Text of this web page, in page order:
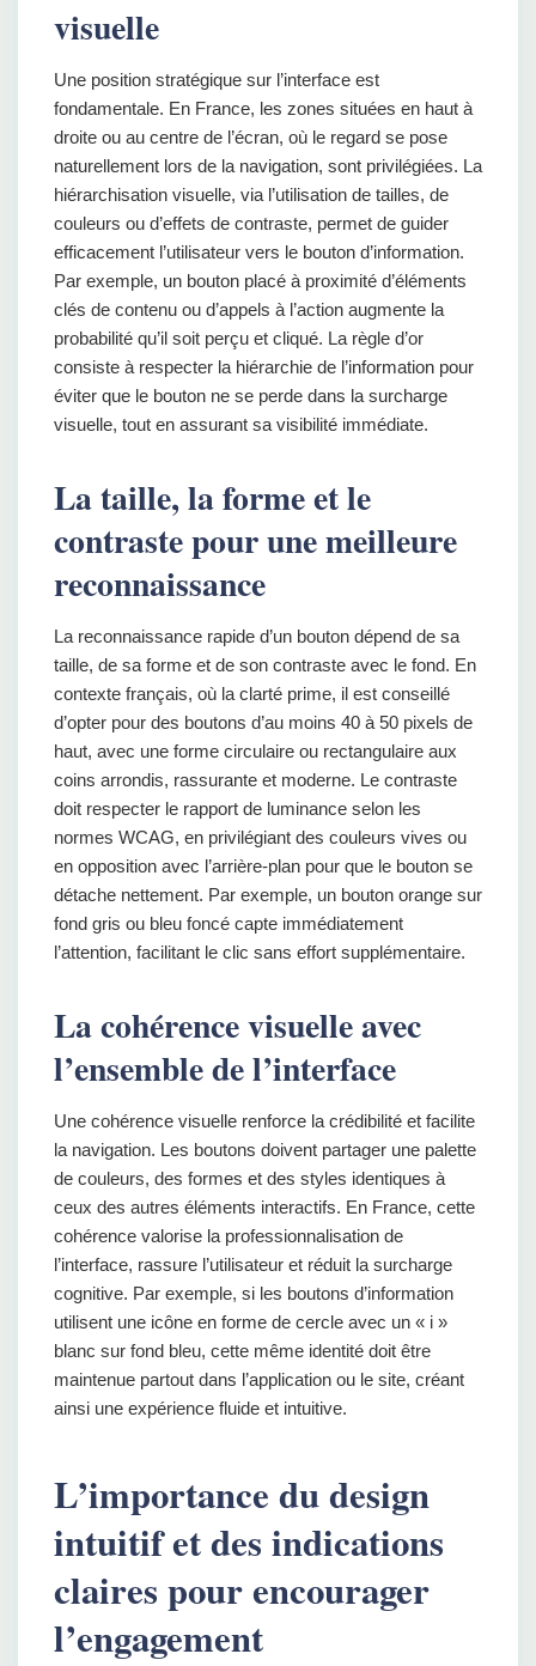
visuelle
Une position stratégique sur l’interface est
fondamentale. En France, les zones situées en haut à
droite ou au centre de l’écran, où le regard se pose
naturellement lors de la navigation, sont privilégiées. La
hiérarchisation visuelle, via l’utilisation de tailles, de
couleurs ou d’effets de contraste, permet de guider
efficacement l’utilisateur vers le bouton d’information.
Par exemple, un bouton placé à proximité d’éléments
clés de contenu ou d’appels à l’action augmente la
probabilité qu’il soit perçu et cliqué. La règle d’or
consiste à respecter la hiérarchie de l’information pour
éviter que le bouton ne se perde dans la surcharge
visuelle, tout en assurant sa visibilité immédiate.
La taille, la forme et le
contraste pour une meilleure
reconnaissance
La reconnaissance rapide d’un bouton dépend de sa
taille, de sa forme et de son contraste avec le fond. En
contexte français, où la clarté prime, il est conseillé
d’opter pour des boutons d’au moins 40 à 50 pixels de
haut, avec une forme circulaire ou rectangulaire aux
coins arrondis, rassurante et moderne. Le contraste
doit respecter le rapport de luminance selon les
normes WCAG, en privilégiant des couleurs vives ou
en opposition avec l’arrière-plan pour que le bouton se
détache nettement. Par exemple, un bouton orange sur
fond gris ou bleu foncé capte immédiatement
l’attention, facilitant le clic sans effort supplémentaire.
La cohérence visuelle avec
l’ensemble de l’interface
Une cohérence visuelle renforce la crédibilité et facilite
la navigation. Les boutons doivent partager une palette
de couleurs, des formes et des styles identiques à
ceux des autres éléments interactifs. En France, cette
cohérence valorise la professionnalisation de
l’interface, rassure l’utilisateur et réduit la surcharge
cognitive. Par exemple, si les boutons d’information
utilisent une icône en forme de cercle avec un « i »
blanc sur fond bleu, cette même identité doit être
maintenue partout dans l’application ou le site, créant
ainsi une expérience fluide et intuitive.
L’importance du design
intuitif et des indications
claires pour encourager
l’engagement